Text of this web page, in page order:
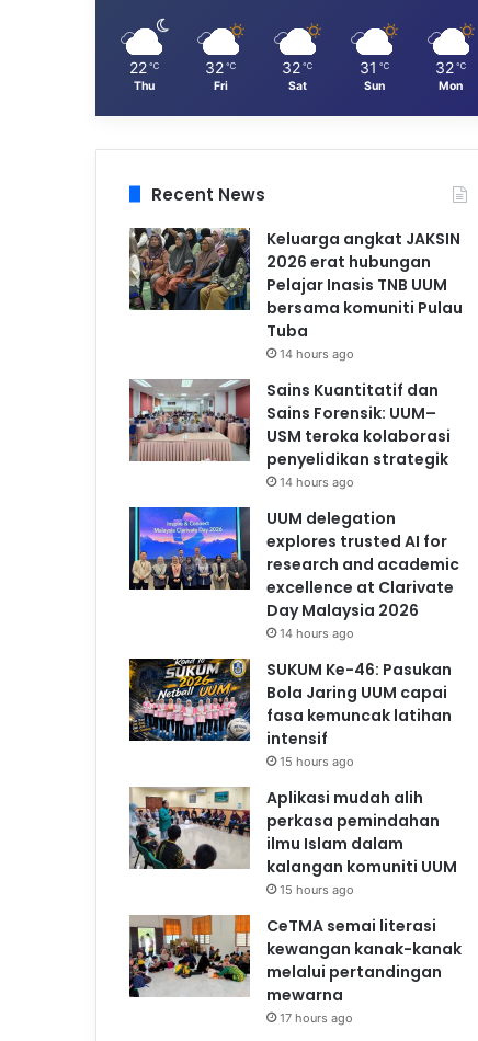
22 ℃
Thu
32 ℃
Fri
32 ℃
Sat
31 ℃
Sun
32 ℃
Mon
Recent News
Keluarga angkat JAKSIN
2026 erat hubungan
Pelajar Inasis TNB UUM
bersama komuniti Pulau
Tuba
14 hours ago
Sains Kuantitatif dan
Sains Forensik: UUM–
USM teroka kolaborasi
penyelidikan strategik
14 hours ago
UUM delegation
explores trusted AI for
research and academic
excellence at Clarivate
Day Malaysia 2026
14 hours ago
SUKUM Ke-46: Pasukan
Bola Jaring UUM capai
fasa kemuncak latihan
intensif
15 hours ago
Aplikasi mudah alih
perkasa pemindahan
ilmu Islam dalam
kalangan komuniti UUM
15 hours ago
CeTMA semai literasi
kewangan kanak-kanak
melalui pertandingan
mewarna
17 hours ago